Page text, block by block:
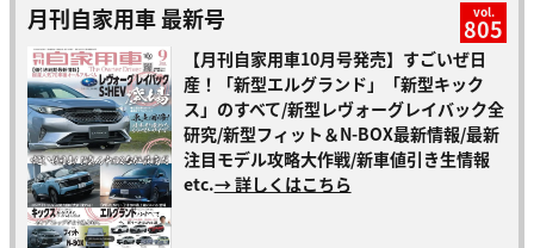
月刊自家用車 最新号 vol.
805
【月刊自家用車10月号発売】すごいぜ日
産！「新型エルグランド」「新型キック
ス」のすべて/新型レヴォーグレイバック全
研究/新型フィット＆N-BOX最新情報/最新
注目モデル攻略大作戦/新車値引き生情報
etc.→ 詳しくはこちら